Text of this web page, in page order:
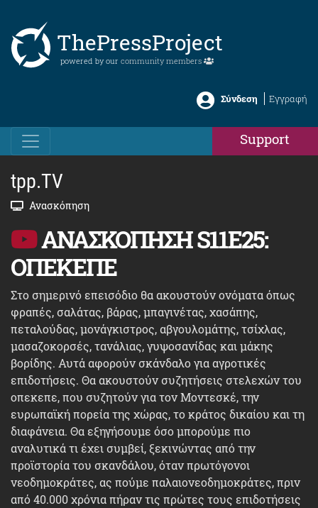
ThePressProject
powered by our community members
Σύνδεση Εγγραφή
Support
tpp.TV
Ανασκόπηση
ΑΝΑΣΚΟΠΗΣΗ S11Ε25:
ΟΠΕΚΕΠΕ
Στο σημερινό επεισόδιο θα ακουστούν ονόματα όπως
φραπές, σαλάτας, βάρας, μπαγινέτας, χασάπης,
πεταλούδας, μονάγκιστρος, αβγουλομάτης, τσίχλας,
μασαζοκορσές, τανάλιας, γυψοσανίδας και μάκης
βορίδης. Αυτά αφορούν σκάνδαλο για αγροτικές
επιδοτήσεις. Θα ακουστούν συζητήσεις στελεχών του
οπεκεπε, που συζητούν για τον Μοντεσκέ, την
ευρωπαϊκή πορεία της χώρας, το κράτος δικαίου και τη
διαφάνεια. Θα εξηγήσουμε όσο μπορούμε πιο
αναλυτικά τι έχει συμβεί, ξεκινώντας από την
προϊστορία του σκανδάλου, όταν πρωτόγονοι
νεοδημοκράτες, ας πούμε παλαιονεοδημοκράτες, πριν
από 40.000 χρόνια πήραν τις πρώτες τους επιδοτήσεις